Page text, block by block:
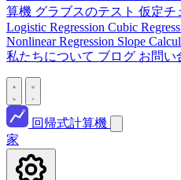
算機 グラブスのテスト 仮定チ
Logistic Regression Cubic
Nonlinear Regression Slope
私たちについて ブログ お問い
回帰式計算機
家